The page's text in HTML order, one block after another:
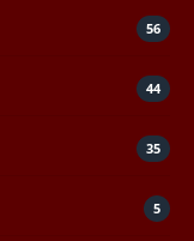
56
44
35
5